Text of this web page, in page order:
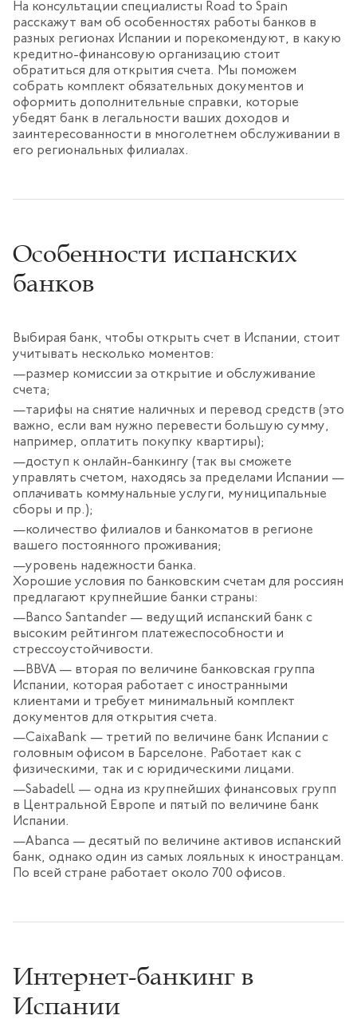
На консультации специалисты Road to Spain
расскажут вам об особенностях работы банков в
разных регионах Испании и порекомендуют, в какую
кредитно-финансовую организацию стоит
обратиться для открытия счета. Мы поможем
собрать комплект обязательных документов и
оформить дополнительные справки, которые
убедят банк в легальности ваших доходов и
заинтересованности в многолетнем обслуживании в
его региональных филиалах.
Особенности испанских
банков
Выбирая банк, чтобы открыть счет в Испании, стоит
учитывать несколько моментов:
размер комиссии за открытие и обслуживание
счета;
тарифы на снятие наличных и перевод средств (это
важно, если вам нужно перевести большую сумму,
например, оплатить покупку квартиры);
доступ к онлайн-банкингу (так вы сможете
управлять счетом, находясь за пределами Испании —
оплачивать коммунальные услуги, муниципальные
сборы и пр.);
количество филиалов и банкоматов в регионе
вашего постоянного проживания;
уровень надежности банка.
Хорошие условия по банковским счетам для россиян
предлагают крупнейшие банки страны:
Banco Santander — ведущий испанский банк с
высоким рейтингом платежеспособности и
стрессоустойчивости.
BBVA — вторая по величине банковская группа
Испании, которая работает с иностранными
клиентами и требует минимальный комплект
документов для открытия счета.
CaixaBank — третий по величине банк Испании с
головным офисом в Барселоне. Работает как с
физическими, так и с юридическими лицами.
Sabadell — одна из крупнейших финансовых групп
в Центральной Европе и пятый по величине банк
Испании.
Abanca — десятый по величине активов испанский
банк, однако один из самых лояльных к иностранцам.
По всей стране работает около 700 офисов.
Интернет-банкинг в
Испании